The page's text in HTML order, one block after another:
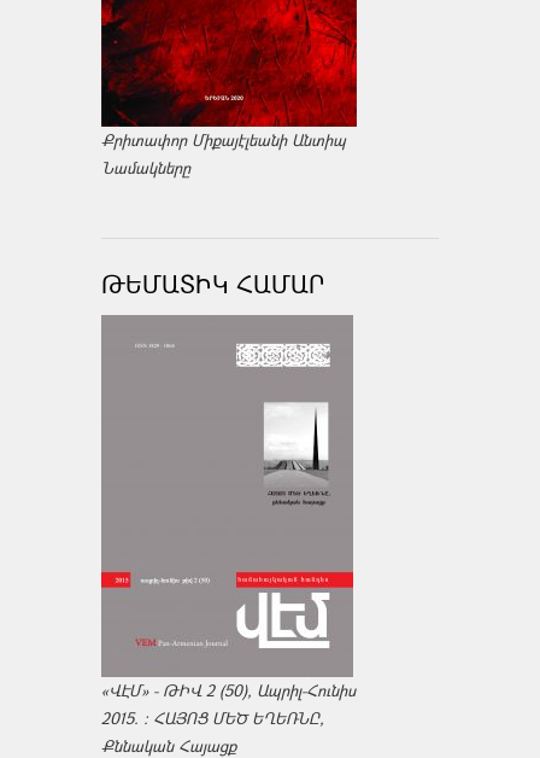
Քրիտափոր Միքայէլեանի Անտիպ
Նամակները
ԹԵՄԱՏԻԿ ՀԱՄԱՐ
«ՎԷՄ» - ԹԻՎ 2 (50), Ապրիլ-Հունիս
2015. : ՀԱՅՈՑ ՄԵԾ ԵՂԵՌՆԸ,
Քննական Հայացք